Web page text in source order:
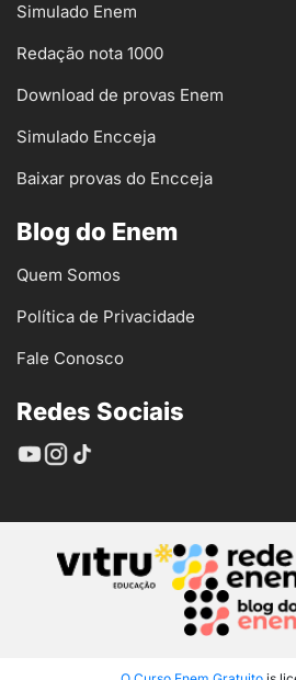
Simulado Enem
Redação nota 1000
Download de provas Enem
Simulado Encceja
Baixar provas do Encceja
Blog do Enem
Quem Somos
Política de Privacidade
Fale Conosco
Redes Sociais